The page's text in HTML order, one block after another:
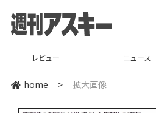
レビュー ニュース
home > 拡大画像